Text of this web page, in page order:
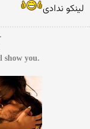
لینکو ندادی
.What's life? Life is love
.What's kissing? Come here and I'll show you